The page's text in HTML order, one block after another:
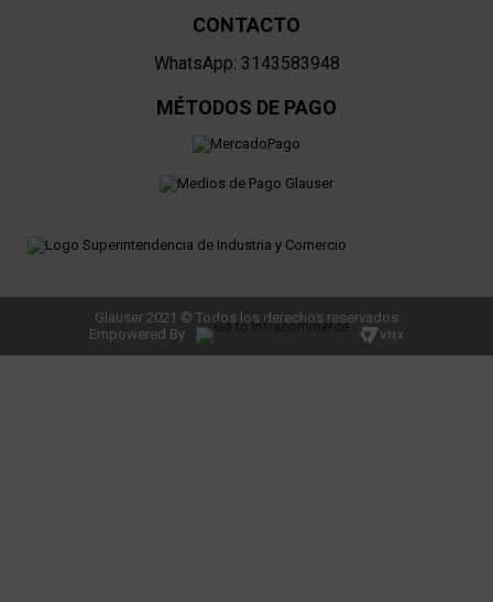
CONTACTO
WhatsApp: 3143583948
MÉTODOS DE PAGO
Glauser 2021 © Todos los derechos reservados
Empowered By